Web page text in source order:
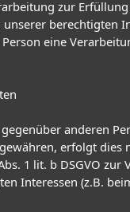
zur
berechtigten
eine
anderen
erfolgt
1 lit. b DSGVO
Interessen (z.B.